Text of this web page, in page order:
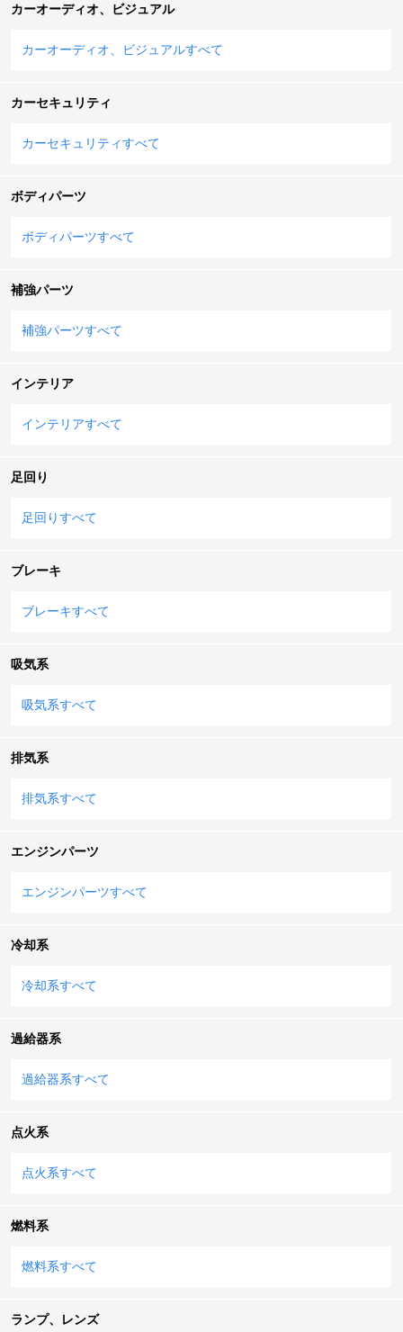
カーオーディオ、ビジュアル
カーオーディオ、ビジュアルすべて
カーセキュリティ
カーセキュリティすべて
ボディパーツ
ボディパーツすべて
補強パーツ
補強パーツすべて
インテリア
インテリアすべて
足回り
足回りすべて
ブレーキ
ブレーキすべて
吸気系
吸気系すべて
排気系
排気系すべて
エンジンパーツ
エンジンパーツすべて
冷却系
冷却系すべて
過給器系
過給器系すべて
点火系
点火系すべて
燃料系
燃料系すべて
ランプ、レンズ